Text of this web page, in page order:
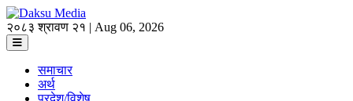
२०८३ श्रावण २१ | Aug 06, 2026
समाचार
अर्थ
प्रदेश/विशेष